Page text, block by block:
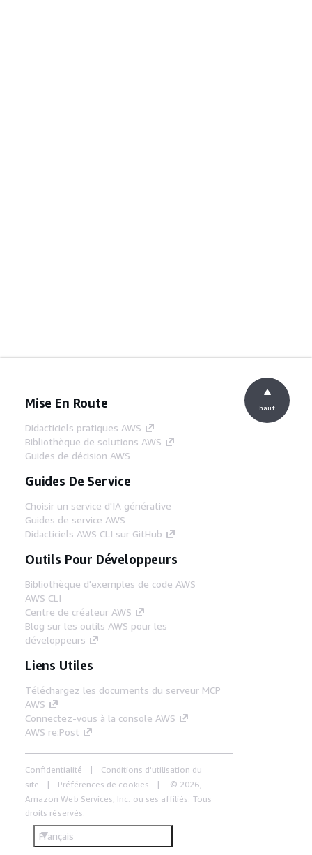
Mise En Route
Didacticiels pratiques AWS
Bibliothèque de solutions AWS
Guides de décision AWS
Guides De Service
Choisir un service d'IA générative
Guides de service AWS
Didacticiels AWS CLI sur GitHub
Outils Pour Développeurs
Bibliothèque d'exemples de code AWS
AWS CLI
Centre de créateur AWS
Blog sur les outils AWS pour les
développeurs
Liens Utiles
Téléchargez les documents du serveur MCP
AWS
Connectez-vous à la console AWS
AWS re:Post
Confidentialité
Conditions d'utilisation du
site
Préférences de cookies
© 2026,
Amazon Web Services, Inc. ou ses affiliés. Tous
droits réservés.
Français
haut